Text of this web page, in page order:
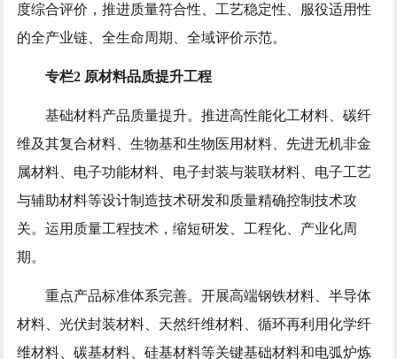
度综合评价，推进质量符合性、工艺稳定性、服役适用性
的全产业链、全生命周期、全域评价示范。
专栏2 原材料品质提升工程
基础材料产品质量提升。推进高性能化工材料、碳纤
维及其复合材料、生物基和生物医用材料、先进无机非金
属材料、电子功能材料、电子封装与装联材料、电子工艺
与辅助材料等设计制造技术研发和质量精确控制技术攻
关。运用质量工程技术，缩短研发、工程化、产业化周
期。
重点产品标准体系完善。开展高端钢铁材料、半导体
材料、光伏封装材料、天然纤维材料、循环再利用化学纤
维材料、碳基材料、硅基材料等关键基础材料和电弧炉炼